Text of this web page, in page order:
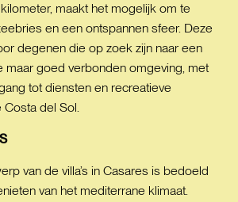
maakt het mogelijk om te
en een ontspannen sfeer. Deze
degenen die op zoek zijn naar een
maar goed verbonden omgeving, met
tot diensten en recreatieve
Costa del Sol.
van de villa’s in Casares is bedoeld
van het mediterrane klimaat.